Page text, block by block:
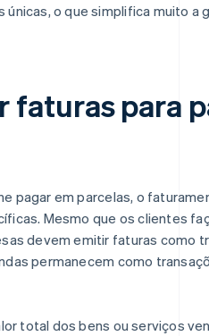
únicas, o que simplifica muito a
faturas para
pagar em parcelas, o
Mesmo que os clientes
devem emitir faturas como
permanecem como
total dos bens ou serviços